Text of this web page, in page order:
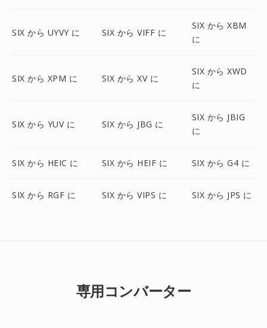
SIX から UYVY に SIX から VIFF に
SIX から XBM
に
SIX から XPM に SIX から XV に
SIX から XWD
に
SIX から YUV に SIX から JBG に
SIX から JBIG
に
SIX から HEIC に SIX から HEIF に SIX から G4 に
SIX から RGF に SIX から VIPS に SIX から JPS に
専用コンバーター